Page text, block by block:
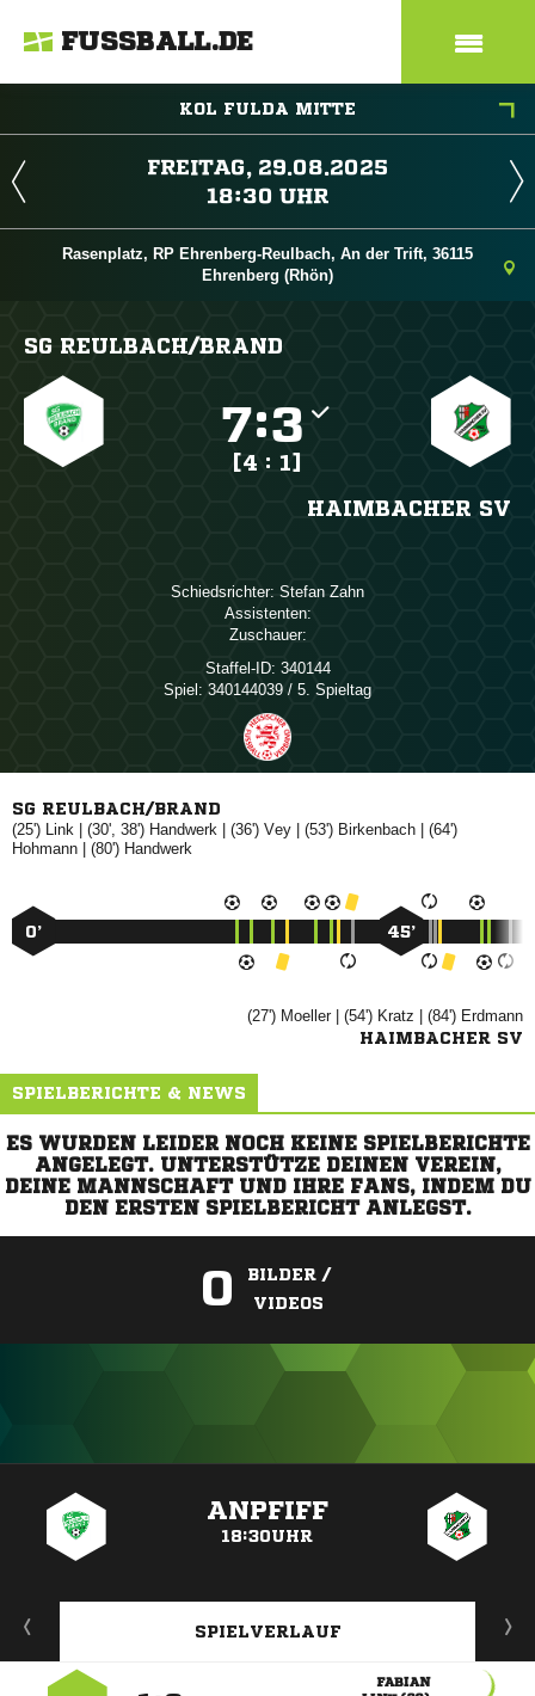
FUSSBALL.DE
KOL FULDA MITTE
 
 
Rasenplatz, RP Ehrenberg-Reulbach, An der Trift, 36115
Ehrenberg (Rhön)
SG REULBACH/​BRAND
:
[4 : 1]
HAIMBACHER SV
Schiedsrichter:  
Assistenten:
Zuschauer:
Staffel-ID: 340144
Spiel: 340144039 / 5. Spieltag
SG REULBACH/BRAND
(25')  | (30', 38')  | (36')  | (53')  | (64')
 | (80') 
0’ 45’
(27') | (54')  | (84') 
HAIMBACHER SV
SPIELBERICHTE & NEWS
ES WURDEN LEIDER NOCH KEINE SPIELBERICHTE
ANGELEGT. UNTERSTÜTZE DEINEN VEREIN,
DEINE MANNSCHAFT UND IHRE FANS, INDEM DU
DEN ERSTEN SPIELBERICHT ANLEGST.
0
BILDER /
VIDEOS
ANPFIFF
18:30UHR
SPIELVERLAUF
